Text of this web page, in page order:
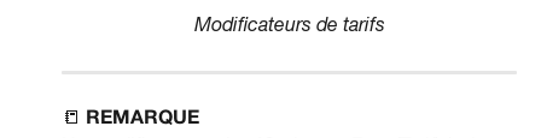
Modificateurs de tarifs
📒
REMARQUE